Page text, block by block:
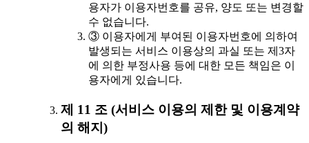
용자가 이용자번호를 공유, 양도 또는 변경할
수 없습니다.
③ 이용자에게 부여된 이용자번호에 의하여
발생되는 서비스 이용상의 과실 또는 제3자
에 의한 부정사용 등에 대한 모든 책임은 이
용자에게 있습니다.
제 11 조 (서비스 이용의 제한 및 이용계약
의 해지)